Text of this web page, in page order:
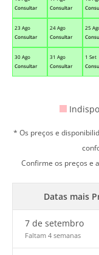
Consultar
Consultar
23 Ago
Consultar
24 Ago
Consultar
25
30 Ago
Consultar
31 Ago
Consultar
1 Set
* Os preços e
Confirme os preços e
Datas mais
7 de setembro
Faltam 4 semanas